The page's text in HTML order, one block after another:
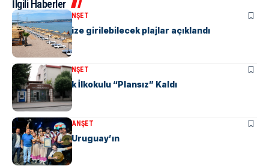
İlgili Haberler
KENT GÜNDEMI MANŞET
Yalova’da denize girilebilecek plajlar açıklandı
KENT GÜNDEMIMANŞET
Yalova Atatürk İlkokulu “Plansız” Kaldı
KÜLTÜR & SANAT MANŞET
Altın Karanfil Uruguay’ın